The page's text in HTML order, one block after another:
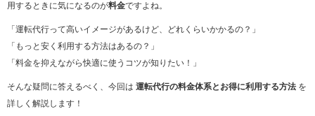
用するときに気になるのが料金ですよね。
「運転代行って高いイメージがあるけど、どれくらいかかるの？」
「もっと安く利用する方法はあるの？」
「料金を抑えながら快適に使うコツが知りたい！」
そんな疑問に答えるべく、今回は 運転代行の料金体系とお得に利用する方法 を
詳しく解説します！